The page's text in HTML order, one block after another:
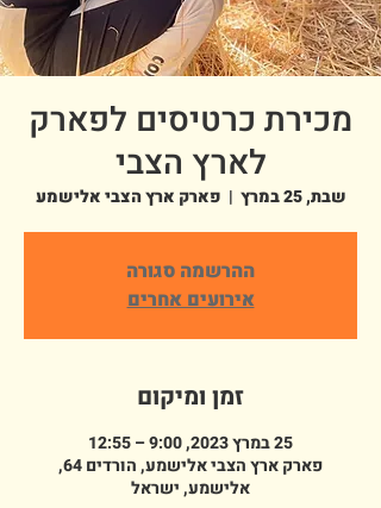
מכירת כרטיסים לפארק
לארץ הצבי
שבת, 25 במרץ
  |
פארק ארץ הצבי אלישמע
ההרשמה סגורה
אירועים אחרים
זמן ומיקום
25 במרץ 2023, 9:00 – 12:55
פארק ארץ הצבי אלישמע, הורדים 64,
אלישמע, ישראל